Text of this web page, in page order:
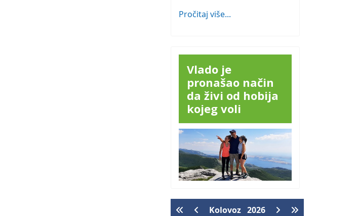
Pročitaj više...
Vlado je
pronašao način
da živi od hobija
kojeg voli
Kolovoz 2026